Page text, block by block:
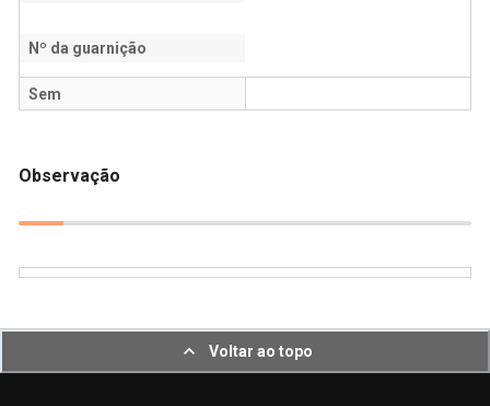
Nº da guarnição
Sem
Observação
Voltar ao topo